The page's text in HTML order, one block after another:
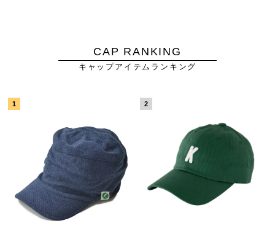
CAP RANKING
キャップアイテムランキング